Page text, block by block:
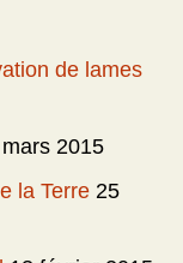
de lames
2015
la Terre 25